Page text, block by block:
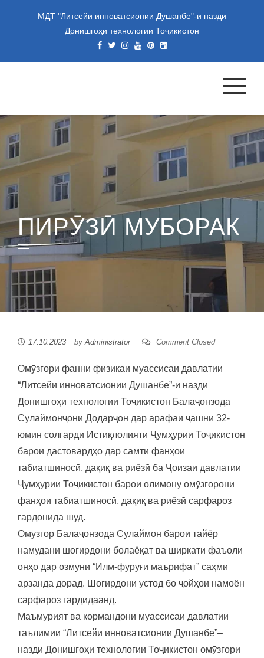
МДТ "Литсейи инноватсионии Душанбе"-и назди
Донишгоҳи технологии Тоҷикистон
ТАЪЛИМИИ "ЛИТСЕЙИ
ИННОВАТСИОНИИ
ДУШАНБЕ"-И НАЗДИ
ДОНИШГОҲИ ТЕХНОЛОГИИ
ТОҶИКИСТОН
ПИРӮЗӢ МУБОРАК
17.10.2023 byAdministrator Comment Closed
Омӯзгори фанни физикаи муассисаи давлатии
“Литсейи инноватсионии Душанбе”-и назди
Донишгоҳи технологии Тоҷикистон Балаҷонзода
Сулаймонҷони Додарҷон дар арафаи ҷашни 32-
юмин солгарди Истиқлолияти Ҷумҳурии Тоҷикистон
барои дастовардҳо дар самти фанҳои
табиатшиносӣ, дақиқ ва риёзӣ ба Ҷоизаи давлатии
Ҷумҳурии Тоҷикистон барои олимону омӯзгорони
фанҳои табиатшиносӣ, дақиқ ва риёзӣ сарфароз
гардонида шуд.
Омӯзгор Балаҷонзода Сулаймон барои тайёр
намудани шогирдони болаёқат ва ширкати фаъоли
онҳо дар озмуни “Илм-фурӯғи маърифат” саҳми
арзанда дорад. Шогирдони устод бо ҷойҳои намоён
сарфароз гардидаанд.
Маъмурият ва кормандони муассисаи давлатии
таълимии “Литсейи инноватсионии Душанбе”–
назди Донишгоҳи технологии Тоҷикистон омӯзгори